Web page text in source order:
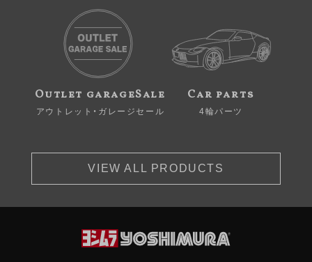
Outlet garageSale
アウトレット・ガレージセール
Car parts
4輪パーツ
VIEW ALL PRODUCTS